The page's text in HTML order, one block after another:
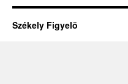
Székely Figyelõ